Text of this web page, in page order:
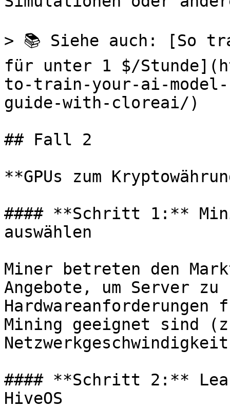
> 📚 Siehe auch: [So
für unter 1 $/
to-train-your-ai-model-
guide-with-cloreai/)
## Fall 2
**GPUs zum
#### **Schritt 1:**
auswählen
Miner betreten den
Angebote, um Server
Hardwareanforderungen
Mining geeignet sind
#### **Schritt 2:**
HiveOS